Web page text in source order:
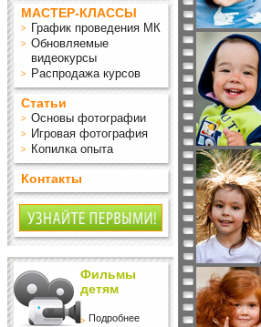
МАСТЕР-КЛАССЫ
График проведения МК
Обновляемые
видеокурсы
Распродажа курсов
Статьи
Основы фотографии
Игровая фотография
Копилка опыта
Контакты
Фильмы
детям
Подробнее